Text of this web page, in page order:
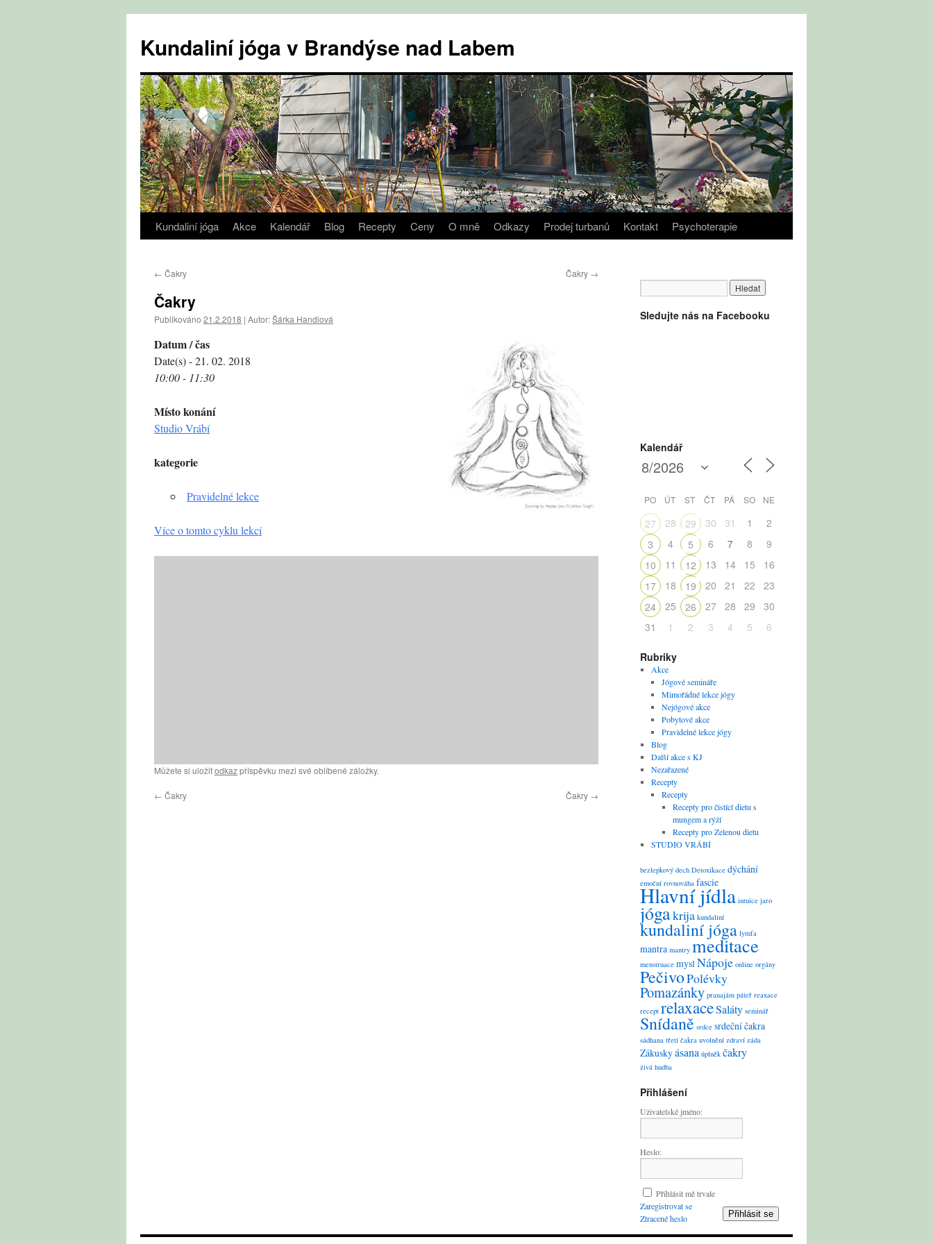
obsahu
webu
Kundaliní jóga v Brandýse nad Labem
Kundaliní jóga Akce Kalendář Blog Recepty Ceny O mně Odkazy Prodej turbanů Kontakt Psychoterapie
← Čakry Čakry →
Čakry
Publikováno 21.2.2018 | Autor:Šárka Handlová
Datum / čas
Date(s) - 21. 02. 2018
10:00 - 11:30
Místo konání
Studio Vrábí
kategorie
Pravidelné lekce
Více o tomto cyklu lekcí
Můžete si uložitodkazpříspěvku mezi své oblíbené záložky.
← Čakry Čakry →
Sledujte nás na Facebooku
Kalendář
PO ÚT ST ČT PÁ SO NE
27 28 29 30 31 1
2
3
4 5 6 7 8
9
10
11 12 13 14 15
16
17
18 19 20 21 22
23
24
25 26 27 28 29
30
31
1 2 3 4 5 6
Rubriky
Akce
Jógové semináře
Mimořádné lekce jógy
Nejógové akce
Pobytové akce
Pravidelné lekce jógy
Blog
Další akce s KJ
Nezařazené
Recepty
Recepty
Recepty pro čistící dietu s
mungem a rýží
Recepty pro Zelenou dietu
STUDIO VRÁBÍ
bezlepkový dech Detoxikace dýchání
emoční rovnováha fascie
Hlavní jídla intuice jaro
jógakrija kundaliní
kundaliní jóga lymfa
mantra mantry meditace
menstruace myslNápoje online orgány
PečivoPolévky
Pomazánky pranajám páteř reaxace
recept relaxaceSaláty seminář
Snídaně srdce srdeční čakra
sádhana třetí čakra uvolnění zdraví záda
Zákuskyásana úplněk čakry
živá hudba
Přihlášení
Uživatelské jméno:
Heslo:
Přihlásit mě trvale
Přihlásit se
Zaregistrovat se
Ztracené heslo